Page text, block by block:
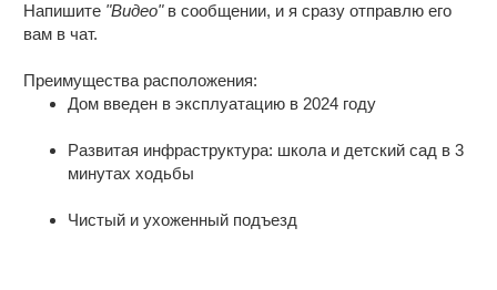
Напишите "Видео"в сообщении, и я сразу отправлю его
вам в чат.
Преимущества расположения:
Дом введен в эксплуатацию в 2024 году
Развитая инфраструктура: школа и детский сад в 3
минутах ходьбы
Чистый и ухоженный подъезд